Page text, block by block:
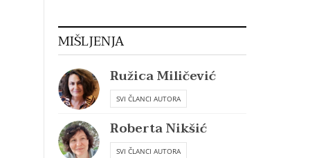
MIŠLJENJA
Ružica Miličević
SVI ČLANCI AUTORA
Roberta Nikšić
SVI ČLANCI AUTORA